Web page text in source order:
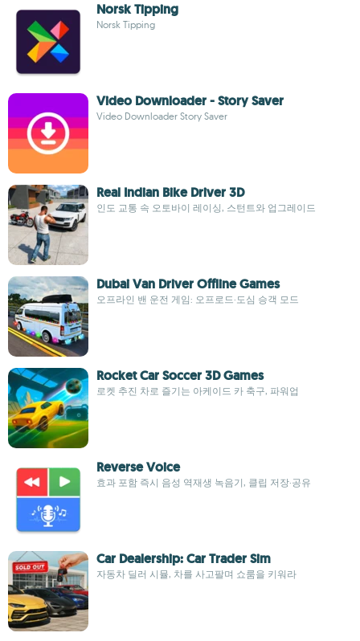
Norsk Tipping
Norsk Tipping
Video Downloader - Story Saver
Video Downloader Story Saver
Real Indian Bike Driver 3D
인도 교통 속 오토바이 레이싱, 스턴트와 업그레이드
Dubai Van Driver Offline Games
오프라인 밴 운전 게임: 오프로드·도심 승객 모드
Rocket Car Soccer 3D Games
로켓 추진 차로 즐기는 아케이드 카 축구, 파워업
Reverse Voice
효과 포함 즉시 음성 역재생 녹음기, 클립 저장·공유
Car Dealership: Car Trader Sim
자동차 딜러 시뮬, 차를 사고팔며 쇼룸을 키워라